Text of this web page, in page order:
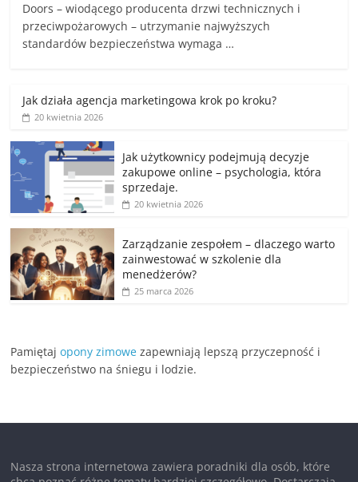
Doors – wiodącego producenta drzwi technicznych i
przeciwpożarowych – utrzymanie najwyższych
standardów bezpieczeństwa wymaga …
Jak działa agencja marketingowa krok po kroku?
20 kwietnia 2026
Jak użytkownicy podejmują decyzje
zakupowe online – psychologia, która
sprzedaje.
20 kwietnia 2026
Zarządzanie zespołem – dlaczego warto
zainwestować w szkolenie dla
menedżerów?
25 marca 2026
Pamiętajopony zimowe zapewniają lepszą przyczepność i
bezpieczeństwo na śniegu i lodzie.
Nasza strona internetowa zawiera poradniki dla osób, które